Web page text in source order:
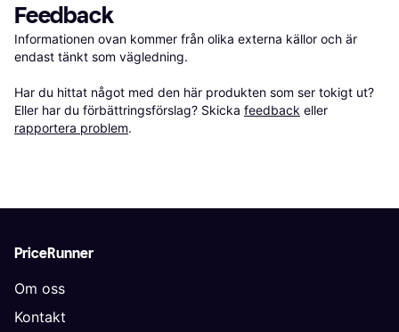
Feedback
Informationen ovan kommer från olika externa källor och är
endast tänkt som vägledning.
Har du hittat något med den här produkten som ser tokigt ut?
Eller har du förbättringsförslag? Skicka feedback eller
rapportera problem.
PriceRunner
Om oss
Kontakt